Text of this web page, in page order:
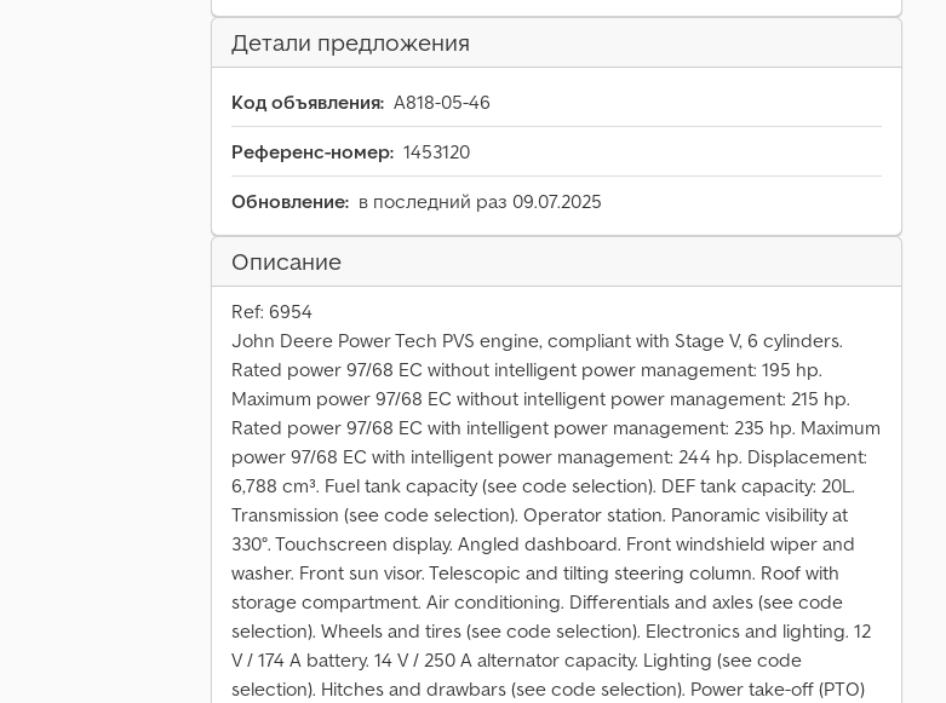
Детали предложения
Код объявления: A818-05-46
Референс-номер: 1453120
Обновление: в последний раз 09.07.2025
Описание
Ref: 6954
John Deere Power Tech PVS engine, compliant with Stage V, 6 cylinders.
Rated power 97/68 EC without intelligent power management: 195 hp.
Maximum power 97/68 EC without intelligent power management: 215 hp.
Rated power 97/68 EC with intelligent power management: 235 hp. Maximum
power 97/68 EC with intelligent power management: 244 hp. Displacement:
6,788 cm³. Fuel tank capacity (see code selection). DEF tank capacity: 20L.
Transmission (see code selection). Operator station. Panoramic visibility at
330°. Touchscreen display. Angled dashboard. Front windshield wiper and
washer. Front sun visor. Telescopic and tilting steering column. Roof with
storage compartment. Air conditioning. Differentials and axles (see code
selection). Wheels and tires (see code selection). Electronics and lighting. 12
V / 174 A battery. 14 V / 250 A alternator capacity. Lighting (see code
selection). Hitches and drawbars (see code selection). Power take-off (PTO)